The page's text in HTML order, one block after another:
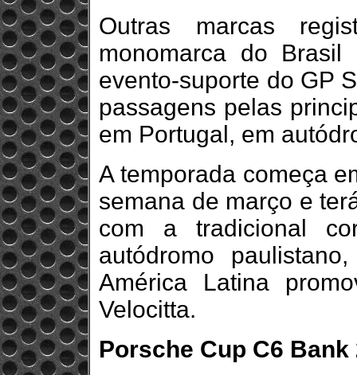
Outras marcas
monomarca do
evento-suporte do GP
passagens pelas
em Portugal, em
A temporada começa
semana de março e
com a tradicional
autódromo
América Latina
Velocitta.
Porsche Cup C6